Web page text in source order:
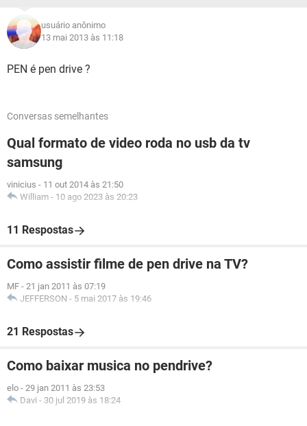
usuário anônimo
13 mai 2013 às 11:18
PEN é pen drive ?
Conversas semelhantes
Qual formato de video roda no usb da tv
samsung
vinicius - 11 out 2014 às 21:50
William - 10 ago 2023 às 20:23
11 Respostas
Como assistir filme de pen drive na TV?
MF - 21 jan 2011 às 07:19
JEFFERSON - 5 mai 2017 às 19:46
21 Respostas
Como baixar musica no pendrive?
elo - 29 jan 2011 às 23:53
Davi - 30 jul 2019 às 18:24